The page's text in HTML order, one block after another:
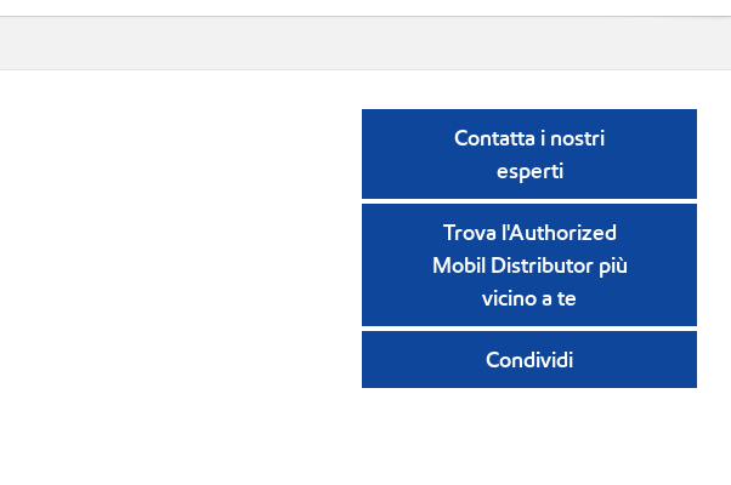
Contatta i nostri
esperti
Trova l'Authorized
Mobil Distributor più
vicino a te
Condividi